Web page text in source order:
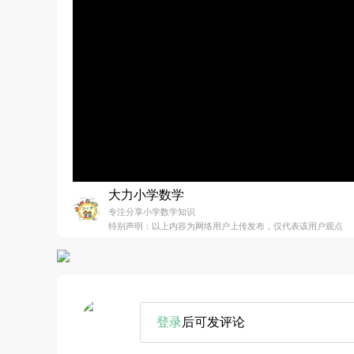
大力小学数学
专注分享小学数学知识
特别声明：以上内容为网络用户上传发布，仅代表该用户观点
登录后可发评论